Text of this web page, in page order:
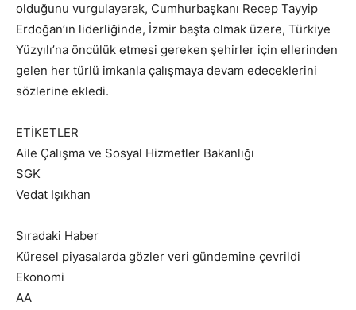
olduğunu vurgulayarak, Cumhurbaşkanı Recep Tayyip
Erdoğan’ın liderliğinde, İzmir başta olmak üzere, Türkiye
Yüzyılı’na öncülük etmesi gereken şehirler için ellerinden
gelen her türlü imkanla çalışmaya devam edeceklerini
sözlerine ekledi.
ETİKETLER
Aile Çalışma ve Sosyal Hizmetler Bakanlığı
SGK
Vedat Işıkhan
Sıradaki Haber
Küresel piyasalarda gözler veri gündemine çevrildi
Ekonomi
AA